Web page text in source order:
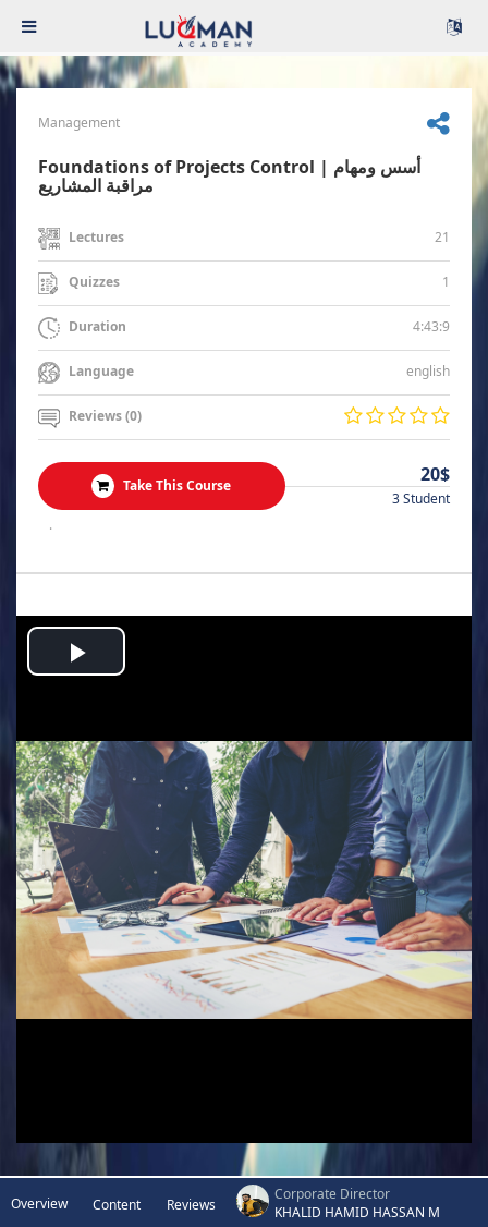
Management
Foundations of Projects Control | أسس ومهام
مراقبة المشاريع
Lectures 21
Quizzes 1
Duration 4:43:9
Language english
Reviews (0)
Take This Course 20$
3 Student
.
Play
Overview Content Reviews
Corporate Director
KHALID HAMID HASSAN M